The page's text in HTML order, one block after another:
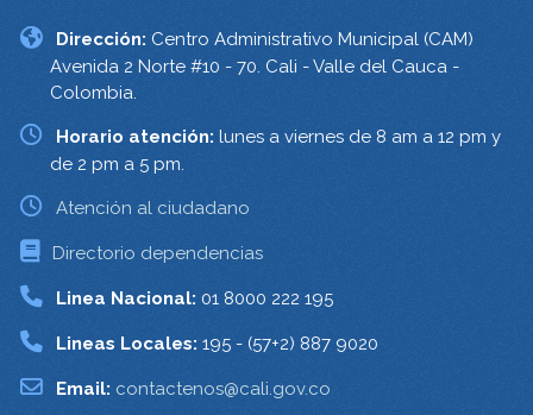
Dirección: Centro Administrativo Municipal (CAM)
Avenida 2 Norte #10 - 70. Cali - Valle del Cauca -
Colombia.
Horario atención: lunes a viernes de 8 am a 12 pm y
de 2 pm a 5 pm.
Atención al ciudadano
Directorio dependencias
Linea Nacional: 01 8000 222 195
Lineas Locales: 195 - (57+2) 887 9020
Email: contactenos@cali.gov.co